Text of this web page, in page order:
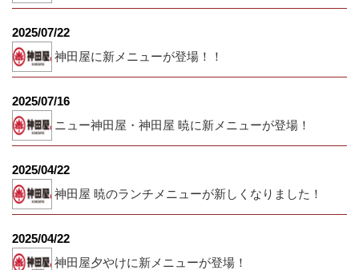
2025/07/22
神田屋に新メニューが登場！！
2025/07/16
ニュー神田屋・神田屋 暁に新メニューが登場！
2025/04/22
神田屋 暁のランチメニューが新しくなりました！
2025/04/22
神田屋夕やけに新メニューが登場！